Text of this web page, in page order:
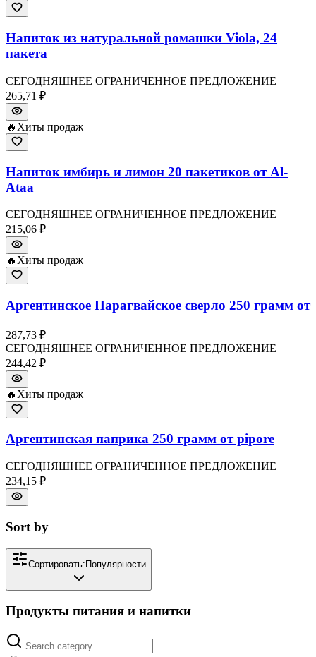
Напиток из натуральной ромашки Viola, 24
пакета
СЕГОДНЯШНЕЕ ОГРАНИЧЕННОЕ ПРЕДЛОЖЕНИЕ
265,71 ₽
🔥 Хиты продаж
Напиток имбирь и лимон 20 пакетиков от Al-
Ataa
СЕГОДНЯШНЕЕ ОГРАНИЧЕННОЕ ПРЕДЛОЖЕНИЕ
215,06 ₽
🔥 Хиты продаж
Аргентинское Парагвайское сверло 250 грамм от
287,73 ₽
СЕГОДНЯШНЕЕ ОГРАНИЧЕННОЕ ПРЕДЛОЖЕНИЕ
244,42 ₽
🔥 Хиты продаж
Аргентинская паприка 250 грамм от pipore
СЕГОДНЯШНЕЕ ОГРАНИЧЕННОЕ ПРЕДЛОЖЕНИЕ
234,15 ₽
Sort by
Сортировать:Популярности
Продукты питания и напитки